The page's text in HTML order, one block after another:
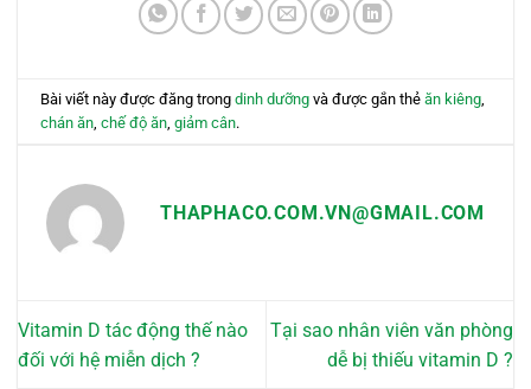
Bài viết này được đăng trongdinh dưỡng và được gắn thẻăn kiêng
chán ăn ,chế độ ăn ,giảm cân.
THAPHACO.COM.VN@GMAIL.COM
Vitamin D tác động thế nào
đối với hệ miễn dịch ?
Tại sao nhân viên văn phòng
dễ bị thiếu vitamin D ?